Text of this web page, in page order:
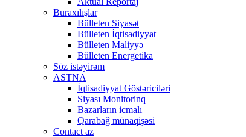
Buraxılışlar
Bülleten Siyasət
Bülleten İqtisadiyyat
Bülleten Maliyyə
Bülleten Energetika
Söz istəyirəm
ASTNA
İqtisadiyyat Göstəriciləri
Siyası Monitorinq
Bazarların icmalı
Qarabağ münaqişəsi
Contact az